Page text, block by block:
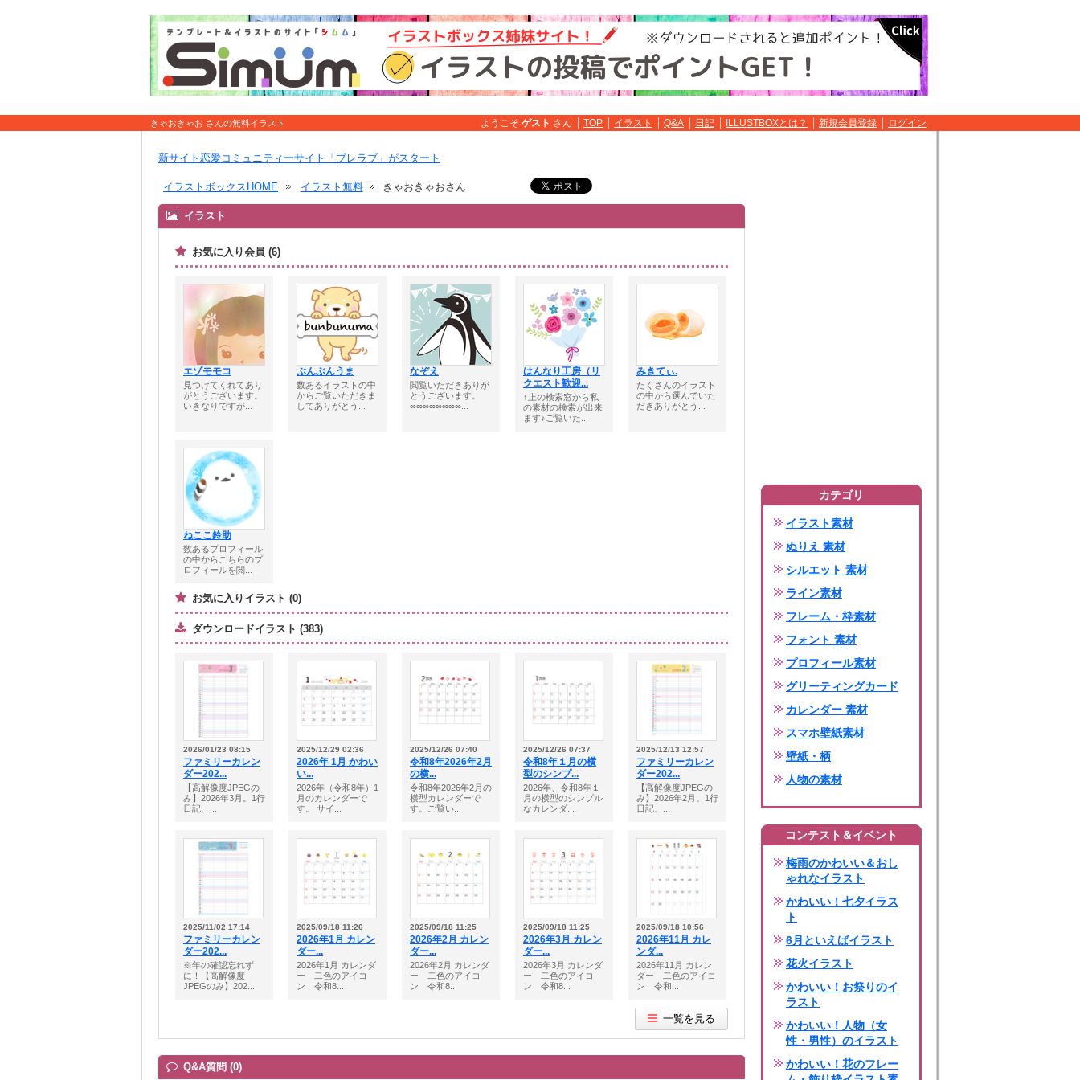
きゃおきゃお さんの無料イラスト ようこそ ゲスト さん TOP イラスト Q&A 日記 ILLUSTBOXとは？ 新規会員登録 ログイン
新サイト恋愛コミュニティーサイト「ブレラブ」がスタート
イラストボックスHOME イラスト無料 きゃおきゃおさん
イラスト
お気に入り会員 (6)
エゾモモコ
見つけてくれてあり
がとうございます。
いきなりですが...
ぶんぶんうま
数あるイラストの中
からご覧いただきま
してありがとう...
なぞえ
閲覧いただきありが
とうございます。
∞∞∞∞∞∞∞∞...
はんなり工房（リ
クエスト歓迎...
↑上の検索窓から私
の素材の検索が出来
ます♪ご覧いた...
みきてぃ.
たくさんのイラスト
の中から選んでいた
だきありがとう...
ねここ鈴助
数あるプロフィール
の中からこちらのプ
ロフィールを閲...
お気に入りイラスト (0)
ダウンロードイラスト (383)
2026/01/23 08:15
ファミリーカレン
ダー202...
【高解像度JPEGの
み】2026年3月。1行
日記、...
2025/12/29 02:36
2026年 1月 かわい
い...
2026年（令和8年）1
月のカレンダーで
す。 サイ...
2025/12/26 07:40
令和8年2026年2月
の横...
令和8年2026年2月の
横型カレンダーで
す。ご覧い...
2025/12/26 07:37
令和8年１月の横
型のシンプ...
2026年、令和8年１
月の横型のシンプル
なカレンダ...
2025/12/13 12:57
ファミリーカレン
ダー202...
【高解像度JPEGの
み】2026年2月。1行
日記、...
2025/11/02 17:14
ファミリーカレン
ダー202...
※年の確認忘れず
に！【高解像度
JPEGのみ】202...
2025/09/18 11:26
2026年1月 カレン
ダー...
2026年1月 カレンダ
ー 二色のアイコ
ン 令和8...
2025/09/18 11:25
2026年2月 カレン
ダー...
2026年2月 カレンダ
ー 二色のアイコ
ン 令和8...
2025/09/18 11:25
2026年3月 カレン
ダー...
2026年3月 カレンダ
ー 二色のアイコ
ン 令和8...
2025/09/18 10:56
2026年11月 カレ
ンダ...
2026年11月 カレン
ダー 二色のアイコ
ン 令和...
一覧を見る
Q&A質問 (0)
カテゴリ
イラスト素材
ぬりえ 素材
シルエット 素材
ライン素材
フレーム・枠素材
フォント 素材
プロフィール素材
グリーティングカード
カレンダー 素材
スマホ壁紙素材
壁紙・柄
人物の素材
コンテスト＆イベント
梅雨のかわいい＆おし
ゃれなイラスト
かわいい！七夕イラス
ト
6月といえばイラスト
花火イラスト
かわいい！お祭りのイ
ラスト
かわいい！人物（女
性・男性）のイラスト
かわいい！花のフレー